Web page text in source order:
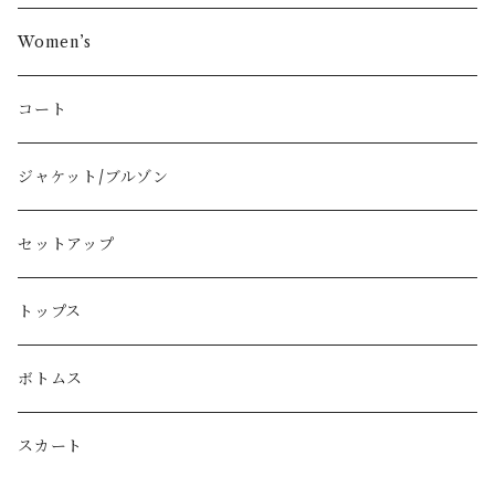
COMME des GARÇONS
Vivienne Westwood
BURBERRY
PRADA
GUCCI
LOEWE
Christian Dior
Women’s
コート
ジャケット/ブルゾン
セットアップ
トップス
ボトムス
スカート